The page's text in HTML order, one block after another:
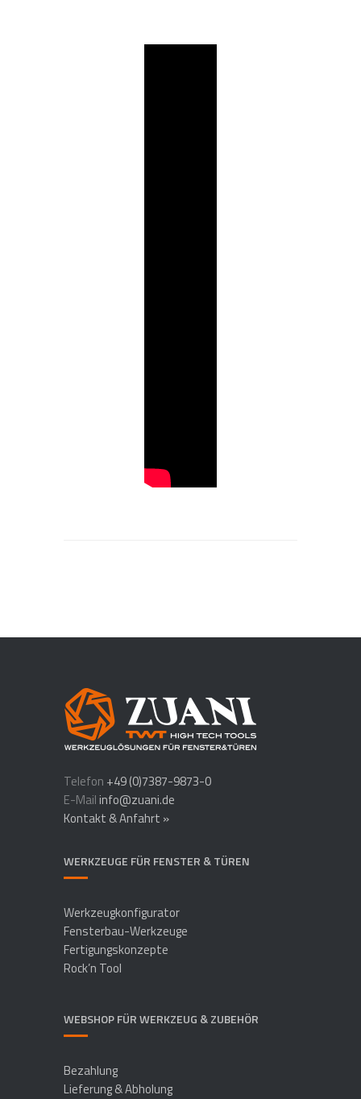
Telefon +49 (0)7387-9873-0
E-Mailinfo@zuani.de
Kontakt & Anfahrt »
WERKZEUGE FÜR FENSTER & TÜREN
Werkzeugkonfigurator
Fensterbau-Werkzeuge
Fertigungskonzepte
Rock’n Tool
WEBSHOP FÜR WERKZEUG & ZUBEHÖR
Bezahlung
Lieferung & Abholung